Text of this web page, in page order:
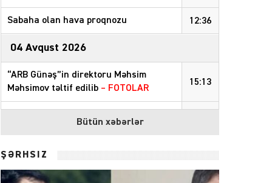
12:36
Sabaha olan hava proqnozu
04 Avqust 2026
15:13
“ARB Günəş”in direktoru Məhsim
Məhsimov təltif edilib – FOTOLAR
Bütün xəbərlər
ŞƏRHSİZ